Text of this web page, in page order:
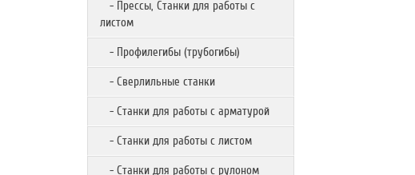
- Прессы, Станки для работы с
листом
- Профилегибы (трубогибы)
- Сверлильные станки
- Станки для работы с арматурой
- Станки для работы с листом
- Станки для работы с рулоном